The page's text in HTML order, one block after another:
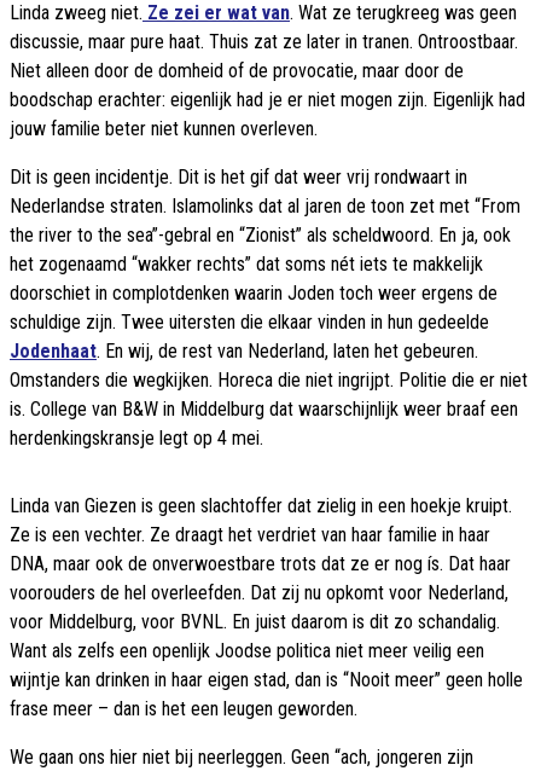
Linda zweeg niet. Ze zei er wat van. Wat ze terugkreeg was geen
discussie, maar pure haat. Thuis zat ze later in tranen. Ontroostbaar.
Niet alleen door de domheid of de provocatie, maar door de
boodschap erachter: eigenlijk had je er niet mogen zijn. Eigenlijk had
jouw familie beter niet kunnen overleven.
Dit is geen incidentje. Dit is het gif dat weer vrij rondwaart in
Nederlandse straten. Islamolinks dat al jaren de toon zet met “From
the river to the sea”-gebral en “Zionist” als scheldwoord. En ja, ook
het zogenaamd “wakker rechts” dat soms nét iets te makkelijk
doorschiet in complotdenken waarin Joden toch weer ergens de
schuldige zijn. Twee uitersten die elkaar vinden in hun gedeelde
Jodenhaat. En wij, de rest van Nederland, laten het gebeuren.
Omstanders die wegkijken. Horeca die niet ingrijpt. Politie die er niet
is. College van B&W in Middelburg dat waarschijnlijk weer braaf een
herdenkingskransje legt op 4 mei.
Linda van Giezen is geen slachtoffer dat zielig in een hoekje kruipt.
Ze is een vechter. Ze draagt het verdriet van haar familie in haar
DNA, maar ook de onverwoestbare trots dat ze er nog ís. Dat haar
voorouders de hel overleefden. Dat zij nu opkomt voor Nederland,
voor Middelburg, voor BVNL. En juist daarom is dit zo schandalig.
Want als zelfs een openlijk Joodse politica niet meer veilig een
wijntje kan drinken in haar eigen stad, dan is “Nooit meer” geen holle
frase meer – dan is het een leugen geworden.
We gaan ons hier niet bij neerleggen. Geen “ach, jongeren zijn